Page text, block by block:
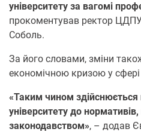
університету за вагомі
прокоментував ректор
Соболь.
За його словами, зміни
економічною кризою у сфері
«Таким чином здійснюється
університету до
законодавством», – додав